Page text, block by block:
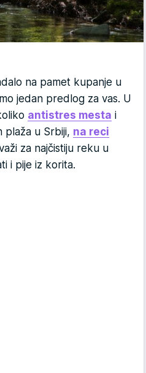
na pamet kupanje u
jedan predlog za vas. U
antistres mesta i
plaža u Srbiji, na reci
za najčistiju reku u
i pije iz korita.